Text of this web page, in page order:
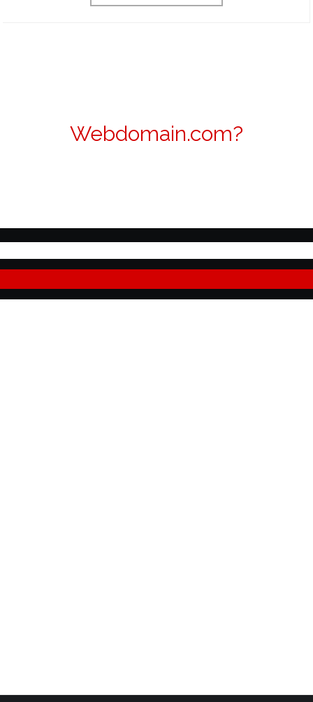
Webdomain.com?